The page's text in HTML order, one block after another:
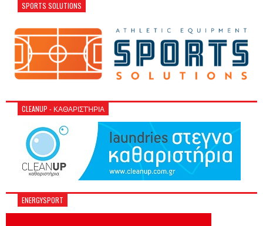
SPORTS SOLUTIONS
CLEANUP - ΚΑΘΑΡΙΣΤΉΡΙΑ
ENERGYSPORT